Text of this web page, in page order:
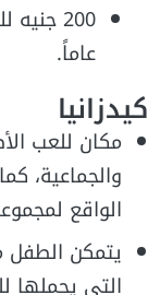
عاماً.
كيدزانيا
مكان للعب
والجماعية،
الواقع
يتمكن الطفل
التي يحملها